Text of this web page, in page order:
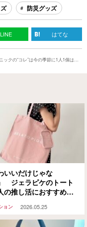
防災グッズ
LINE はてな
クの“コレ”は今の季節に1人1個は持
いいだけじゃな
ジェラピケのトート
の推し活におすすめで
ョン 2026.05.25